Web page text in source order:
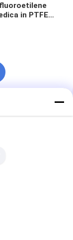
in PTFE